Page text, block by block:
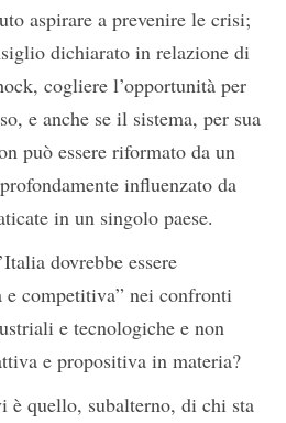
aspirare a prevenire le crisi;
dichiarato in relazione di
cogliere l’opportunità per
e anche se il sistema, per sua
può essere riformato da un
influenzato da
in un singolo paese.
dovrebbe essere
e competitiva” nei confronti
e tecnologiche e non
e propositiva in materia?
quello, subalterno, di chi sta